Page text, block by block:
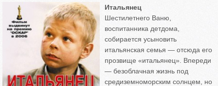
Итальянец
Шестилетнего Ваню,
воспитанника детдома,
собирается усыновить
итальянская семья — отсюда его
прозвище «итальянец». Впереди
— безоблачная жизнь под
средиземноморским солнцем, но